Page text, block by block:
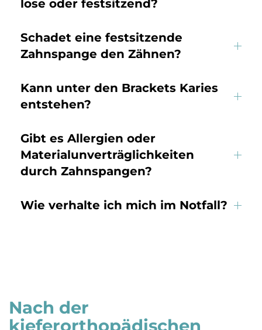
lose oder festsitzend?
Schadet eine festsitzende
Zahnspange den Zähnen?
Kann unter den Brackets Karies
entstehen?
Gibt es Allergien oder
Materialunverträglichkeiten
durch Zahnspangen?
Wie verhalte ich mich im Notfall?
Nach der
kieferorthopädischen